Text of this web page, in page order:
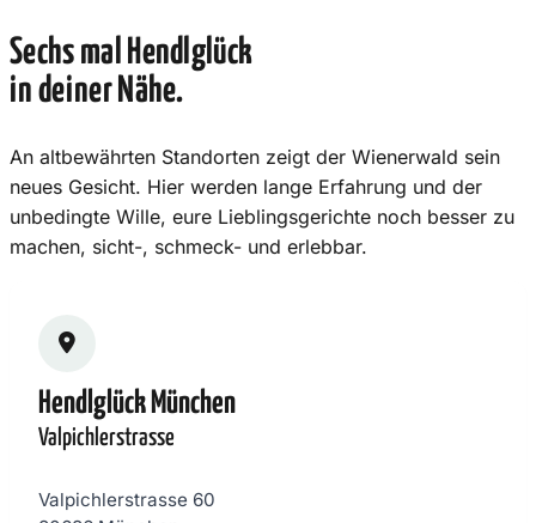
Sechs mal Hendlglück
in deiner Nähe.
An altbewährten Standorten zeigt der Wienerwald sein
neues Gesicht. Hier werden lange Erfahrung und der
unbedingte Wille, eure Lieblingsgerichte noch besser zu
machen, sicht-, schmeck- und erlebbar.
Hendlglück München
Valpichlerstrasse
Valpichlerstrasse 60